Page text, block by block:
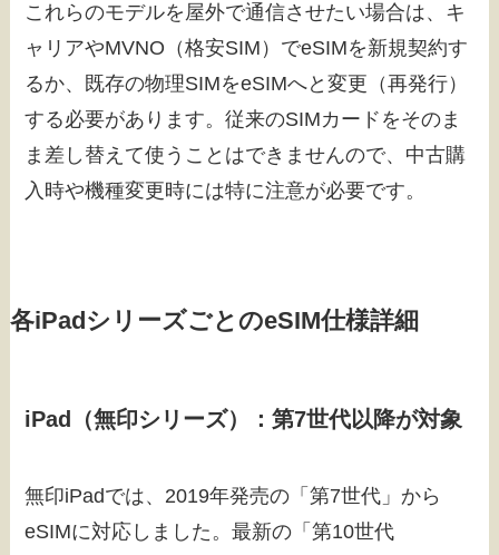
これらのモデルを屋外で通信させたい場合は、キ
ャリアやMVNO（格安SIM）でeSIMを新規契約す
るか、既存の物理SIMをeSIMへと変更（再発行）
する必要があります。従来のSIMカードをそのま
ま差し替えて使うことはできませんので、中古購
入時や機種変更時には特に注意が必要です。
各iPadシリーズごとのeSIM仕様詳細
iPad（無印シリーズ）：第7世代以降が対象
無印iPadでは、2019年発売の「第7世代」から
eSIMに対応しました。最新の「第10世代